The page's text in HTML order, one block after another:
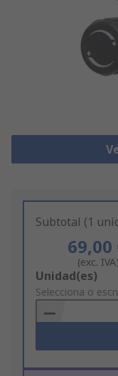
Subtotal (1
69,00
(exc. IVA)
Add
to
Basket
Unidad(es)
Selecciona o